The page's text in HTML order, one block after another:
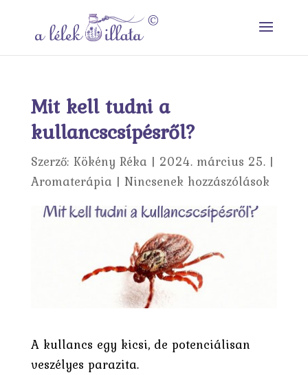
Mit kell tudni a
kullancscsípésről?
Szerző: Kökény Réka | 2024. március 25.|
Aromaterápia | Nincsenek hozzászólások
A kullancs egy kicsi, de potenciálisan
veszélyes parazita.